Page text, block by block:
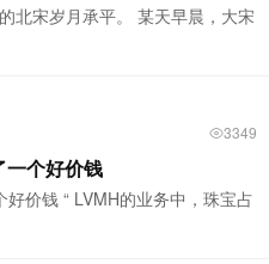
北宋岁月承平。 某天早晨，大宋
3349
一个好价钱
价钱 “ LVMH的业务中，珠宝占